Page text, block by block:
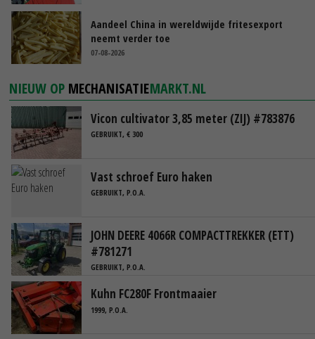
Aandeel China in wereldwijde fritesexport
neemt verder toe
07-08-2026
NIEUW OP MECHANISATIEMARKT.NL
Vicon cultivator 3,85 meter (ZIJ) #783876
GEBRUIKT, € 300
Vast schroef Euro haken
GEBRUIKT, P.O.A.
JOHN DEERE 4066R COMPACTTREKKER (ETT)
#781271
GEBRUIKT, P.O.A.
Kuhn FC280F Frontmaaier
1999, P.O.A.